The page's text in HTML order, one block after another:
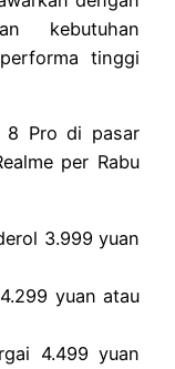
kebutuhan
tinggi
8 Pro di pasar
per Rabu
3.999 yuan
yuan atau
4.499 yuan